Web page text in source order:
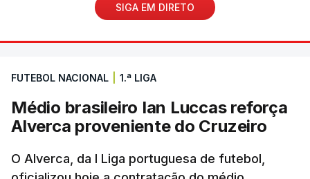
SIGA EM DIRETO
FUTEBOL NACIONAL 1.ª LIGA
Médio brasileiro Ian Luccas reforça
Alverca proveniente do Cruzeiro
O Alverca, da I Liga portuguesa de futebol,